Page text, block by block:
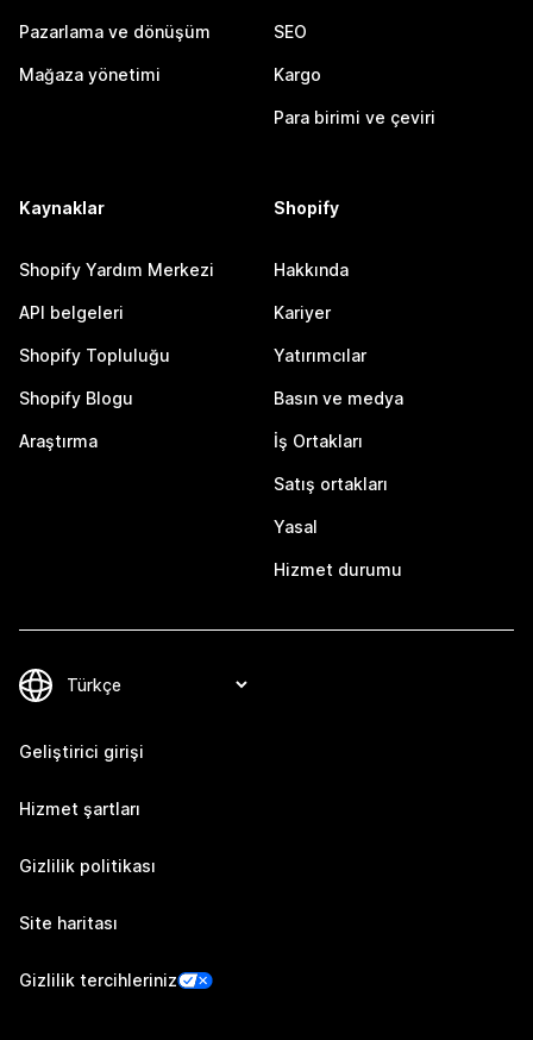
Pazarlama ve dönüşüm
Mağaza yönetimi
SEO
Kargo
Para birimi ve çeviri
Kaynaklar
Shopify Yardım Merkezi
API belgeleri
Shopify Topluluğu
Shopify Blogu
Araştırma
Shopify
Hakkında
Kariyer
Yatırımcılar
Basın ve medya
İş Ortakları
Satış ortakları
Yasal
Hizmet durumu
Geliştirici girişi
Hizmet şartları
Gizlilik politikası
Site haritası
Gizlilik tercihleriniz